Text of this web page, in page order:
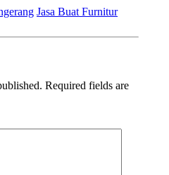
Jasa Buat Furnitur
Required fields are